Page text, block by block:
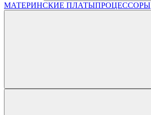
МАТЕРИНСКИЕ ПЛАТЫПРОЦЕССОРЫ